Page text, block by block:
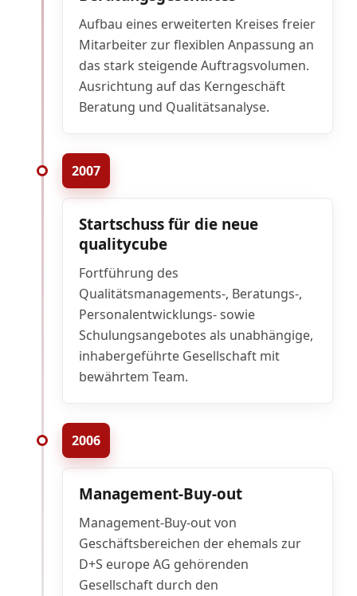
Aufbau eines erweiterten Kreises freier
Mitarbeiter zur flexiblen Anpassung an
das stark steigende Auftragsvolumen.
Ausrichtung auf das Kerngeschäft
Beratung und Qualitätsanalyse.
2007
Startschuss für die neue
qualitycube
Fortführung des
Qualitätsmanagements-, Beratungs-,
Personalentwicklungs- sowie
Schulungsangebotes als unabhängige,
inhabergeführte Gesellschaft mit
bewährtem Team.
2006
Management-Buy-out
Management-Buy-out von
Geschäftsbereichen der ehemals zur
D+S europe AG gehörenden
Gesellschaft durch den